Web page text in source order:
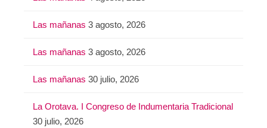
Las mañanas 3 agosto, 2026
Las mañanas 3 agosto, 2026
Las mañanas 30 julio, 2026
La Orotava. I Congreso de Indumentaria Tradicional
30 julio, 2026